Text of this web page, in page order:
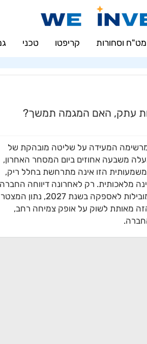
מט"ח וסחורות קריפטו טכני
עתק, האם המגמה תמשך?
המעידה על שליטה מובהקת של
אגורות לאחר זינוק של למעלה משבעה אחוזים ביום המסחר האחרון,
הזו אינה מתרחשת בחלל ריק,
מלאכותית. רק לאחרונה דיווחה החברה
על קבלת הזמנות ענק בהיקף של למעלה מ-105 מיליון דולר מיצרניות שבבים מובילות לאספקה בשנת
דולר. זרם העסקאות הזה מאותת לשוק על אופק צמיחה רחב,